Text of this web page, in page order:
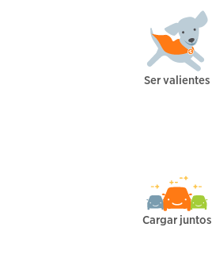
Ser valientes
Cargar juntos